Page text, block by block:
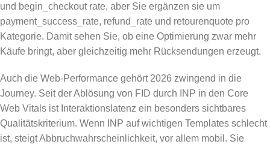
und begin_checkout rate, aber Sie ergänzen sie um
payment_success_rate, refund_rate und retourenquote pro
Kategorie. Damit sehen Sie, ob eine Optimierung zwar mehr
Käufe bringt, aber gleichzeitig mehr Rücksendungen erzeugt.
Auch die Web-Performance gehört 2026 zwingend in die
Journey. Seit der Ablösung von FID durch INP in den Core
Web Vitals ist Interaktionslatenz ein besonders sichtbares
Qualitätskriterium. Wenn INP auf wichtigen Templates schlecht
ist, steigt Abbruchwahrscheinlichkeit, vor allem mobil. Sie